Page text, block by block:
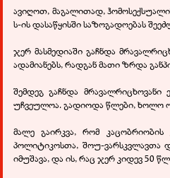
ავიღოთ, მაგალითად,
ს-ის დასაწყისში საზოგადოებას
ჯერ მასმედიაში გაჩნდა
ადამიანებს, რადგან მათი ზრდა
შემდეგ გაჩნდა
უჩვეულოა. გადიოდა წლები, ხოლო
მალე გაირკვა, რომ
პოლიტიკოსთა, შოუ-ვარსკვლავთა
იმუშავა, და ის, რაც ჯერ კიდევ 50